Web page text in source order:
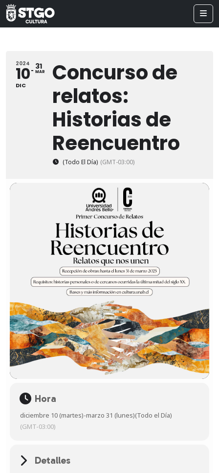
2024
10
DIC
31
MAR
Concurso de
relatos:
Historias de
Reencuentro
(Todo El Día) (GMT-03:00)
Hora
diciembre 10 (martes)-marzo 31 (lunes)(Todo el Día)
(GMT-03:00)
Detalles